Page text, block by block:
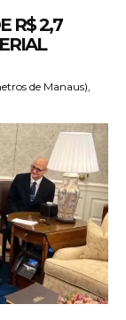
R$ 2,7
de Manaus),